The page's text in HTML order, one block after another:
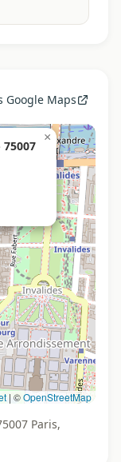
Google Maps
×
| ©OpenStreetMap
Paris,